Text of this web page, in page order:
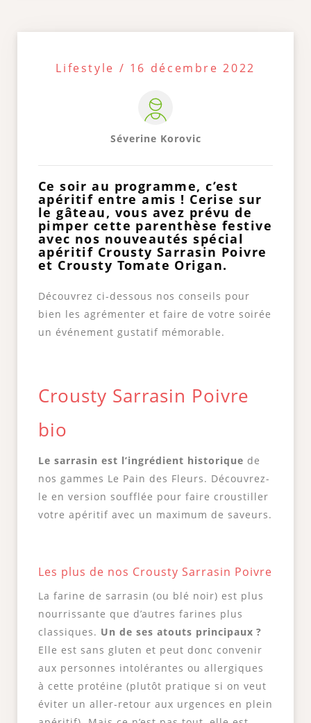
Lifestyle / 16 décembre 2022
Séverine Korovic
Ce soir au programme, c’est
apéritif entre amis ! Cerise sur
le gâteau, vous avez prévu de
pimper cette parenthèse festive
avec nos nouveautés spécial
apéritif Crousty Sarrasin Poivre
et Crousty Tomate Origan.
Découvrez ci-dessous nos conseils pour
bien les agrémenter et faire de votre soirée
un événement gustatif mémorable.
Crousty Sarrasin Poivre
bio
Le sarrasin est l’ingrédient historique de
nos gammes Le Pain des Fleurs. Découvrez-
le en version soufflée pour faire croustiller
votre apéritif avec un maximum de saveurs.
Les plus de nos Crousty Sarrasin Poivre
La farine de sarrasin (ou blé noir) est plus
nourrissante que d’autres farines plus
classiques. Un de ses atouts principaux ?
Elle est sans gluten et peut donc convenir
aux personnes intolérantes ou allergiques
à cette protéine (plutôt pratique si on veut
éviter un aller-retour aux urgences en plein